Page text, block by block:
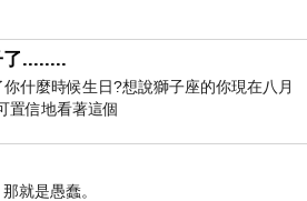
........
麼時候生日?想說獅子座的你現在八月
置信地看著這個
就是愚蠢。